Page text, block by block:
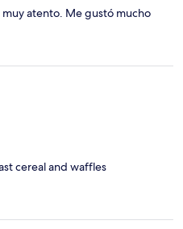
atento. Me gustó mucho
cereal and waffles